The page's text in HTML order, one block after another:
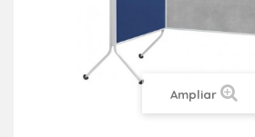
Ampliar